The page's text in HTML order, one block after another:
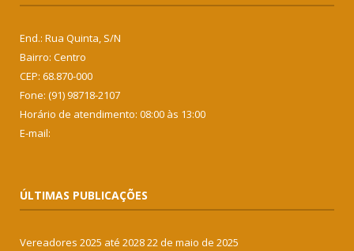
End.: Rua Quinta, S/N
Bairro: Centro
CEP: 68.870-000
Fone: (91) 98718-2107
Horário de atendimento: 08:00 às 13:00
E-mail:
ÚLTIMAS PUBLICAÇÕES
Vereadores 2025 até 202822 de maio de 2025